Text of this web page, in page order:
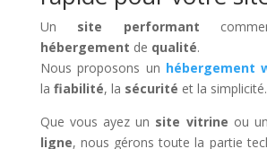
Un site performant
hébergement de qualité.
Nous proposons un hébergement
la fiabilité, la sécurité et la simplicité.
Que vous ayez un site vitrine ou
ligne, nous gérons toute la partie